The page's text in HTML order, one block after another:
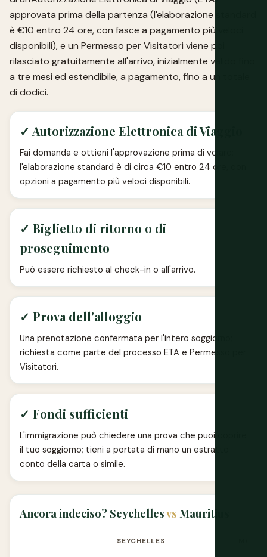
approvata prima della partenza (l'elaborazione standard
è €10 entro 24 ore, con fasce a pagamento più veloci
disponibili), e un Permesso per Visitatori viene poi
rilasciato gratuitamente all'arrivo, inizialmente valido fino
a tre mesi ed estendibile, a pagamento, fino a un totale
di dodici.
✓ Autorizzazione Elettronica di Viaggio
Fai domanda e ottieni l'approvazione prima di volare;
l'elaborazione standard è di circa €10 entro 24 ore, con
opzioni a pagamento più veloci disponibili.
✓ Biglietto di ritorno o di
proseguimento
Può essere richiesto al check-in o all'arrivo.
✓ Prova dell'alloggio
Una prenotazione confermata per l'intero soggiorno;
richiesta come parte del processo ETA e Permesso per
Visitatori.
✓ Fondi sufficienti
L'immigrazione può chiedere una prova che puoi coprire
il tuo soggiorno; tieni a portata di mano un estratto
conto della carta o simile.
Ancora indeciso? Seychellesvs Mauritius
SEYCHELLES